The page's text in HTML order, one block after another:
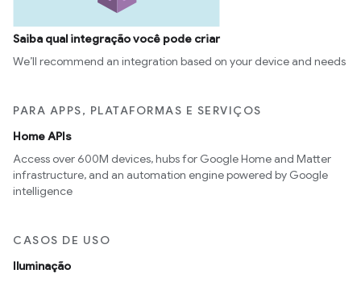
Saiba qual integração você pode criar
We’ll recommend an integration based on your device and needs
PARA APPS, PLATAFORMAS E SERVIÇOS
Home APIs
Access over 600M devices, hubs for Google Home and Matter
infrastructure, and an automation engine powered by Google
intelligence
CASOS DE USO
Iluminação